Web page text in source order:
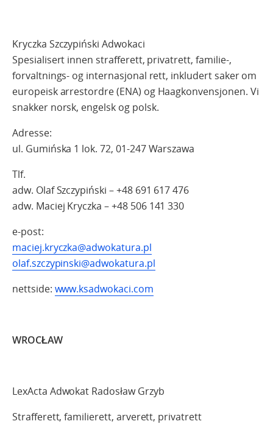
Kryczka Szczypiński Adwokaci
Spesialisert innen strafferett, privatrett, familie-,
forvaltnings- og internasjonal rett, inkludert saker om
europeisk arrestordre (ENA) og Haagkonvensjonen. Vi
snakker norsk, engelsk og polsk.
Adresse:
ul. Gumińska 1 lok. 72, 01-247 Warszawa
Tlf.
adw. Olaf Szczypiński – +48 691 617 476
adw. Maciej Kryczka – +48 506 141 330
e-post:
maciej.kryczka@adwokatura.pl
olaf.szczypinski@adwokatura.pl
nettside: www.ksadwokaci.com
WROCŁAW
LexActa Adwokat Radosław Grzyb
Strafferett, familierett, arverett, privatrett